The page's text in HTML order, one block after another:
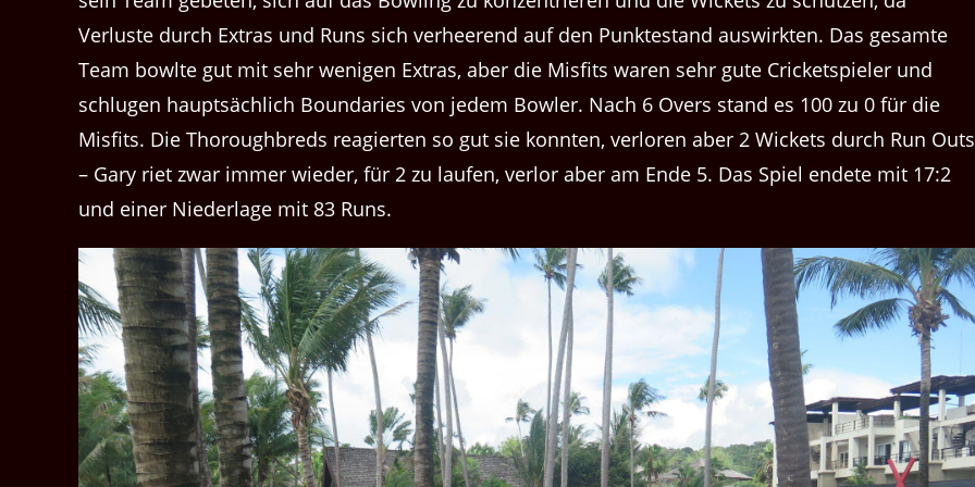
Verluste durch Extras und Runs sich verheerend auf den Punktestand auswirkten. Das gesamte
Team bowlte gut mit sehr wenigen Extras, aber die Misfits waren sehr gute Cricketspieler und
schlugen hauptsächlich Boundaries von jedem Bowler. Nach 6 Overs stand es 100 zu 0 für die
Misfits. Die Thoroughbreds reagierten so gut sie konnten, verloren aber 2 Wickets durch Run Outs
– Gary riet zwar immer wieder, für 2 zu laufen, verlor aber am Ende 5. Das Spiel endete mit 17:2
und einer Niederlage mit 83 Runs.